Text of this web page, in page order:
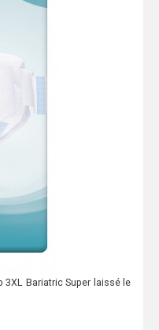
3XL Bariatric Super laissé le